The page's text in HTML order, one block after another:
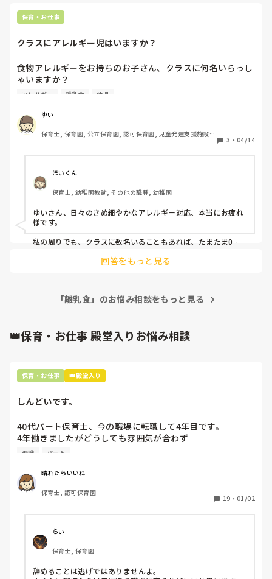
保育・お仕事
クラスにアレルギー児はいますか？
食物アレルギーをお持ちのお子さん、クラスに何名いらっし
ゃいますか？
わたしが保育士になりたての頃は
避ける食品が多過ぎて、調味料にさえ気をつけないといけな
いケースもありましたし
Aちゃんは卵、Bちゃんは小麦、Cちゃんは牛乳のアレルギ
でも最近…あれ？アレルギーをお持ちのお子さんと出会うこ
とが減ったような？
今、偶然わたしの園がそうなだけかもしれませんし
アレルギー児が全くいないというわけでもないのですが。
アレルギー 離乳食 幼児
ゆい
保育士, 保育園, 公立保育園, 認可保育園, 児童発達支援施設,
3 ・ 04/14
ほいくん
保育士, 幼稚園教諭, その他の職種, 幼稚園
ゆいさん、日々のきめ細やかなアレルギー対応、本当にお疲れ
様です。
私の周りでも、クラスに数名いることもあれば、たまたま0人
ただ、除去食の種類が以前より複雑化している印象もあり、人
回答をもっと見る
「離乳食」のお悩み相談をもっと見る
👑保育・お仕事 殿堂入りお悩み相談
保育・お仕事 👑殿堂入り
しんどいです。
40代パート保育士、今の職場に転職して4年目です。
4年働きましたがどうしても雰囲気が合わず
退職しようと思っています。
周りの職員は、勤続10年以上から何十年という先生がほとん
どです。
保護者子どもの愚痴悪口が多く、
今で言う不適切保育も
仕方ないよね
もう何も言わずに
子どもの言いなりになればいいんだね
などいう意見で…
退職 パート
晴れたらいいね
保育士, 認可保育園
19 ・ 01/02
らい
保育士, 保育園
辞めることは逃げではありませんよ。